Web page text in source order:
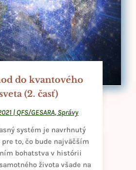
do kvantového
sveta (2. časť)
| QFS/GESARA, Správy
systém je navrhnutý
pre to, čo bude najväčším
bohatstva v histórii
života všade na